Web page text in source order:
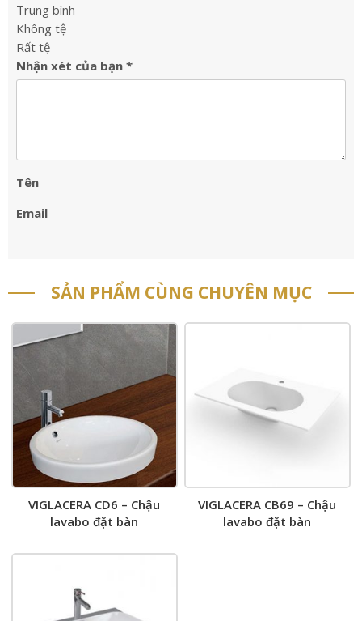
Trung bình
Không tệ
Rất tệ
Nhận xét của bạn *
Tên
Email
SẢN PHẨM CÙNG CHUYÊN MỤC
VIGLACERA CD6 – Chậu
lavabo đặt bàn
VIGLACERA CB69 – Chậu
lavabo đặt bàn